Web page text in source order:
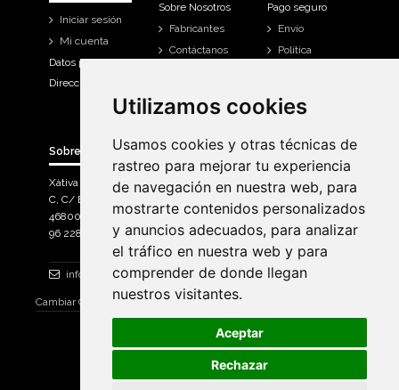
Utilizamos cookies
Usamos cookies y otras técnicas de
rastreo para mejorar tu experiencia
de navegación en nuestra web, para
mostrarte contenidos personalizados
y anuncios adecuados, para analizar
el tráfico en nuestra web y para
comprender de donde llegan
nuestros visitantes.
Aceptar
Rechazar
Utilizamos cookies
Usamos cookies y otras técnicas de
rastreo para mejorar tu experiencia
de navegación en nuestra web, para
mostrarte contenidos personalizados
y anuncios adecuados, para analizar
el tráfico en nuestra web y para
comprender de donde llegan
nuestros visitantes.
Aceptar
Rechazar
Iniciar sesión
Mi cuenta
Datos personales
Direcciones
Sobre Nosotros
Fabricantes
Contáctanos
Pago seguro
Envío
Política
Historial de
Sobre Bicicletas Sanchis
Xàtiva Polígon Industrial
C, C/ Braçal del Roncador nave 10. >
46800, Xàtiva.
96 228 71 23
info@bicicletassanchis.com
Cambiar Consentimiento de Cookies